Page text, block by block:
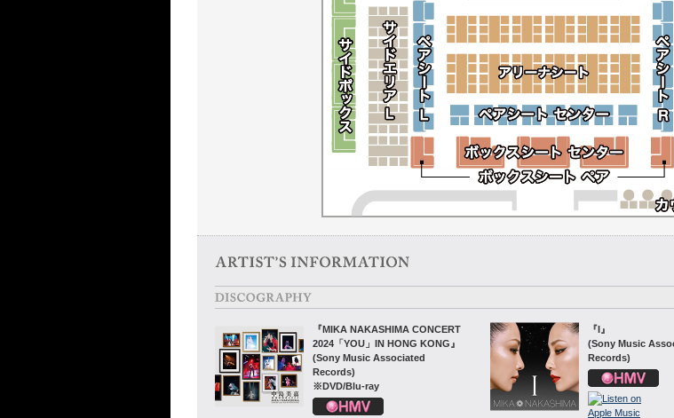
『MIKA NAKASHIMA CONCERT
2024「YOU」IN HONG KONG』
(Sony Music Associated
Records)
※DVD/Blu-ray
『I』
(Sony Music
Records)